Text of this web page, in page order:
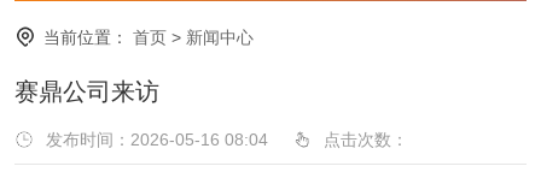
当前位置： 首页 > 新闻中心
赛鼎公司来访
发布时间：2026-05-16 08:04 点击次数：